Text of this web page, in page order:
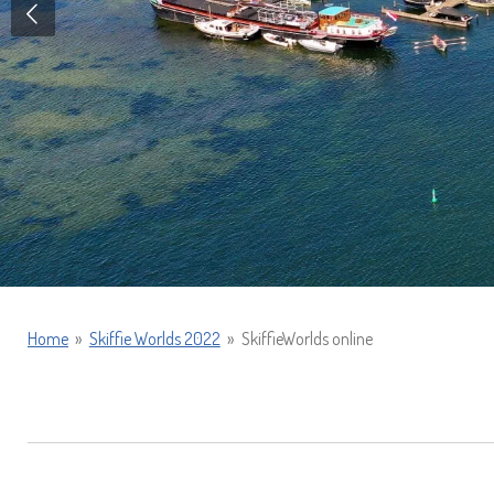
Home » Skiffie Worlds 2022 » SkiffieWorlds online